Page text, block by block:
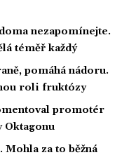
nezapomínejte.
téměř každý
pomáhá nádoru.
roli fruktózy
promotér
Oktagonu
Mohla za to běžná